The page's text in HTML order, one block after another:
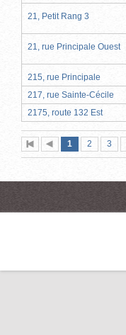
21, Petit Rang 3
21, rue Principale Ouest
215, rue Principale
217, rue Sainte-Cécile
2175, route 132 Est
Première
page
Page
précédente
Page
1 (page
actuelle)
Page
2 3